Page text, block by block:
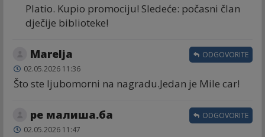
Platio. Kupio promociju! Sledeće: počasni član
dječije biblioteke!
Marelja
02.05.2026 11:36
Što ste ljubomorni na nagradu.Jedan je Mile car!
ODGOVORITE
ре малиша.ба
02.05.2026 11:47
ODGOVORITE